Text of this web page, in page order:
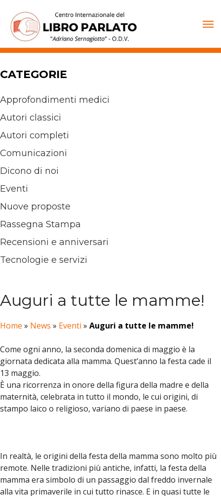
contenuto
CATEGORIE
Approfondimenti medici
Autori classici
Autori completi
Comunicazioni
Dicono di noi
Eventi
Nuove proposte
Rassegna Stampa
Recensioni e anniversari
Tecnologie e servizi
Auguri a tutte le mamme!
Home » News » Eventi » Auguri a tutte le mamme!
Come ogni anno, la seconda domenica di maggio è la
giornata dedicata alla mamma. Quest’anno la festa cade il
13 maggio.
È una ricorrenza in onore della figura della madre e della
maternità, celebrata in tutto il mondo, le cui origini, di
stampo laico o religioso, variano di paese in paese.
In realtà, le origini della festa della mamma sono molto più
remote. Nelle tradizioni più antiche, infatti, la festa della
mamma era simbolo di un passaggio dal freddo invernale
alla vita primaverile in cui tutto rinasce. E in quasi tutte le